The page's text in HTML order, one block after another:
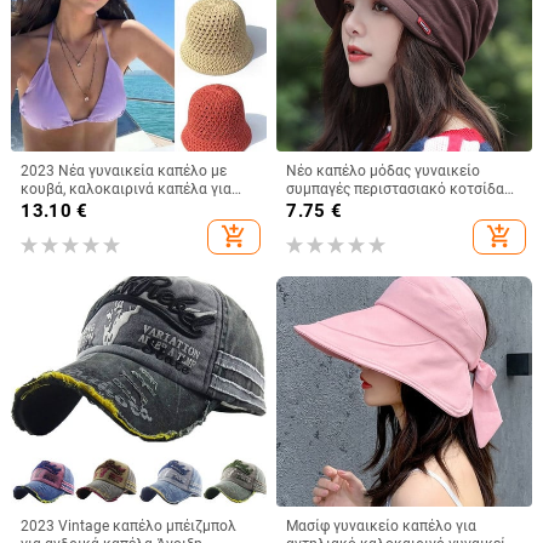
2023 Νέα γυναικεία καπέλο με
κουβά, καλοκαιρινά καπέλα για
γυναικεία ψάθινα καπέλα
παραλίας Κορεατικού στυλ μόδας
καπέλο ψαρά
13.10 €
add_shopping_cart
Νέο καπέλο μόδας γυναικείο
συμπαγές περιστασιακό κοτσίδα
Ινδίας καπέλο μουσουλμανικό
βολάν Cancer Chemo καπέλο
Beanie Κασκόλ τουρμπάνι Καπάκι
7.75 €
add_shopping_cart
2023 Vintage καπέλο μπέιζμπολ
Μασίφ γυναικείο καπέλο για